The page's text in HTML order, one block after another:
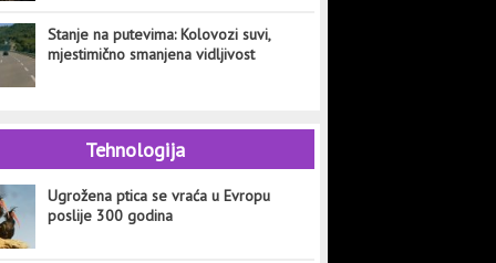
Stanje na putevima: Kolovozi suvi,
mjestimično smanjena vidljivost
Tehnologija
Ugrožena ptica se vraća u Evropu
poslije 300 godina